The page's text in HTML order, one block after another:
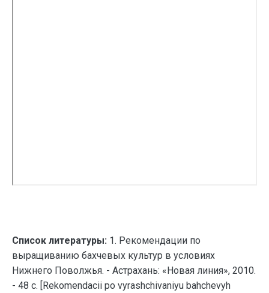
Список литературы: 1. Рекомендации по
выращиванию бахчевых культур в условиях
Нижнего Поволжья. - Астрахань: «Новая линия», 2010.
- 48 с. [Rekomendacii po vyrashchivaniyu bahchevyh